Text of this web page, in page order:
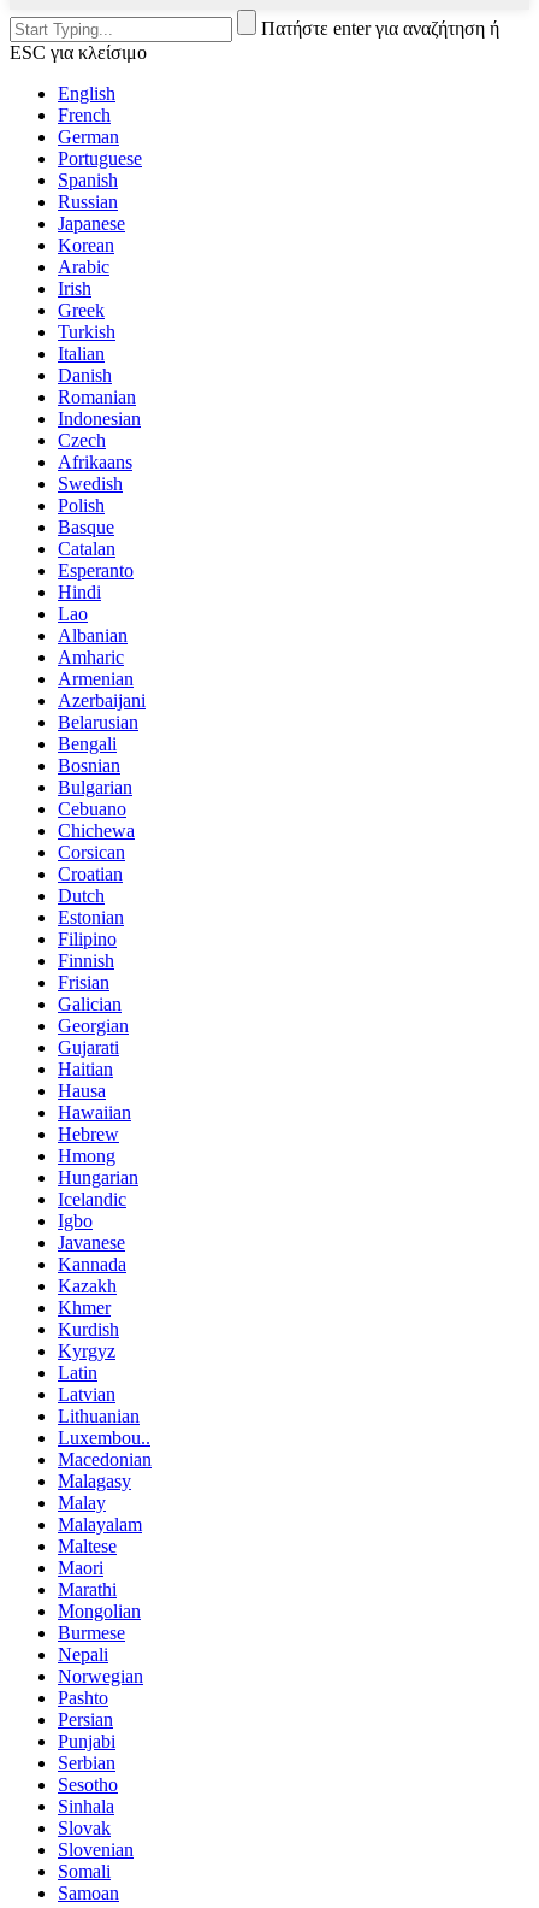
Πατήστε enter για αναζήτηση ή
ESC για κλείσιμο
English
French
German
Portuguese
Spanish
Russian
Japanese
Korean
Arabic
Irish
Greek
Turkish
Italian
Danish
Romanian
Indonesian
Czech
Afrikaans
Swedish
Polish
Basque
Catalan
Esperanto
Hindi
Lao
Albanian
Amharic
Armenian
Azerbaijani
Belarusian
Bengali
Bosnian
Bulgarian
Cebuano
Chichewa
Corsican
Croatian
Dutch
Estonian
Filipino
Finnish
Frisian
Galician
Georgian
Gujarati
Haitian
Hausa
Hawaiian
Hebrew
Hmong
Hungarian
Icelandic
Igbo
Javanese
Kannada
Kazakh
Khmer
Kurdish
Kyrgyz
Latin
Latvian
Lithuanian
Luxembou..
Macedonian
Malagasy
Malay
Malayalam
Maltese
Maori
Marathi
Mongolian
Burmese
Nepali
Norwegian
Pashto
Persian
Punjabi
Serbian
Sesotho
Sinhala
Slovak
Slovenian
Somali
Samoan